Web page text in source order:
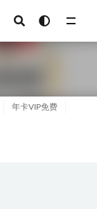
年卡VIP免费